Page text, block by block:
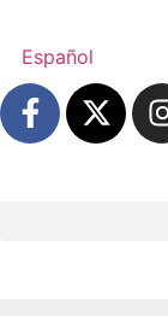
Español